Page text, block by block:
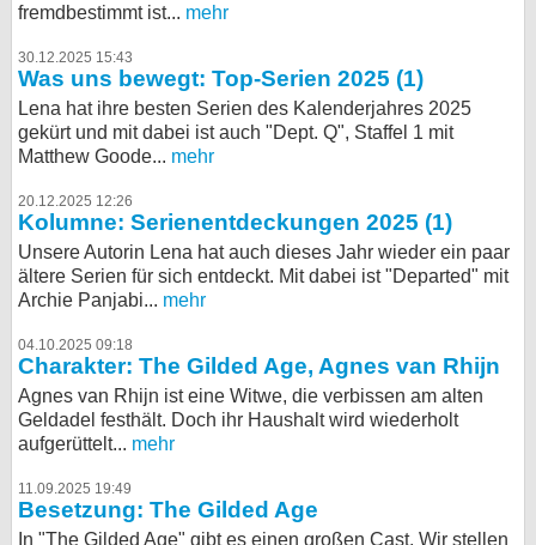
fremdbestimmt ist... mehr
30.12.2025 15:43
Was uns bewegt: Top-Serien 2025 (1)
Lena hat ihre besten Serien des Kalenderjahres 2025
gekürt und mit dabei ist auch "Dept. Q", Staffel 1 mit
Matthew Goode... mehr
20.12.2025 12:26
Kolumne: Serienentdeckungen 2025 (1)
Unsere Autorin Lena hat auch dieses Jahr wieder ein paar
ältere Serien für sich entdeckt. Mit dabei ist "Departed" mit
Archie Panjabi... mehr
04.10.2025 09:18
Charakter: The Gilded Age, Agnes van Rhijn
Agnes van Rhijn ist eine Witwe, die verbissen am alten
Geldadel festhält. Doch ihr Haushalt wird wiederholt
aufgerüttelt... mehr
11.09.2025 19:49
Besetzung: The Gilded Age
In "The Gilded Age" gibt es einen großen Cast. Wir stellen